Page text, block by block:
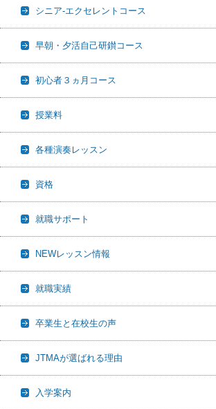
シニア-エクセレントコース
早朝・夕活自己研鑚コース
初心者３ヵ月コース
授業料
各種演奏レッスン
資格
就職サポート
NEWレッスン情報
就職実績
卒業生と在校生の声
JTMAが選ばれる理由
入学案内